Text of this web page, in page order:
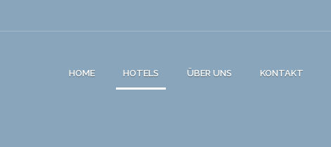
HOME HOTELS ÜBER UNS KONTAKT